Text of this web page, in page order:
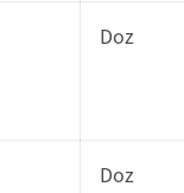
Doz
Doz